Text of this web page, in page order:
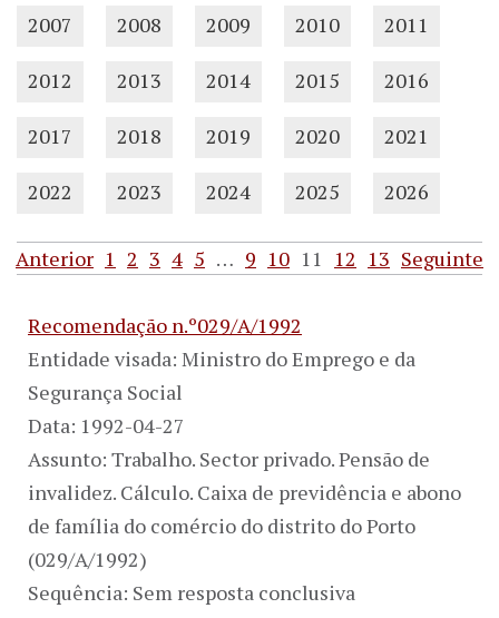
2007 2008 2009 2010 2011
2012 2013 2014 2015 2016
2017 2018 2019 2020 2021
2022 2023 2024 2025 2026
Anterior 1 2 3 4 5 … 9 10 11 12 13 Seguinte
Recomendação n.º029/A/1992
Entidade visada: Ministro do Emprego e da
Segurança Social
Data: 1992-04-27
Assunto: Trabalho. Sector privado. Pensão de
invalidez. Cálculo. Caixa de previdência e abono
de família do comércio do distrito do Porto
(029/A/1992)
Sequência: Sem resposta conclusiva